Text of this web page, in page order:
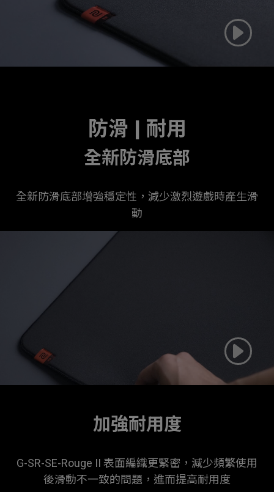
防滑 | 耐用
全新防滑底部
全新防滑底部增強穩定性，減少激烈遊戲時產生滑
動
加強耐用度
G-SR-SE-Rouge II 表面編織更緊密，減少頻繁使用
後滑動不一致的問題，進而提高耐用度